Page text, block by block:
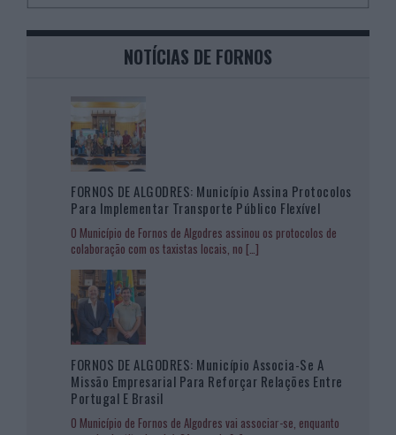
NOTÍCIAS DE FORNOS
FORNOS DE ALGODRES: Município Assina Protocolos
Para Implementar Transporte Público Flexível
O Município de Fornos de Algodres assinou os protocolos de
colaboração com os taxistas locais, no […]
FORNOS DE ALGODRES: Município Associa-Se A
Missão Empresarial Para Reforçar Relações Entre
Portugal E Brasil
O Município de Fornos de Algodres vai associar-se, enquanto